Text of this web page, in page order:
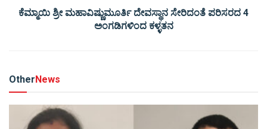
ಕೆಮ್ಮಾಯಿ ಶ್ರೀ ಮಹಾವಿಷ್ಣುಮೂರ್ತಿ ದೇವಸ್ಥಾನ ಸೇರಿದಂತೆ ಪರಿಸರದ 4
ಅಂಗಡಿಗಳಿಂದ ಕಳ್ಳತನ
OtherNews